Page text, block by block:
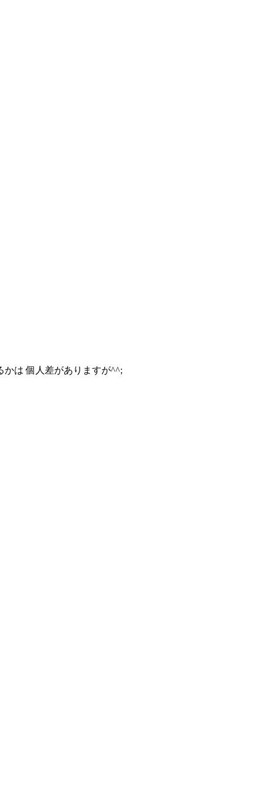
は 個人差がありますが^^;